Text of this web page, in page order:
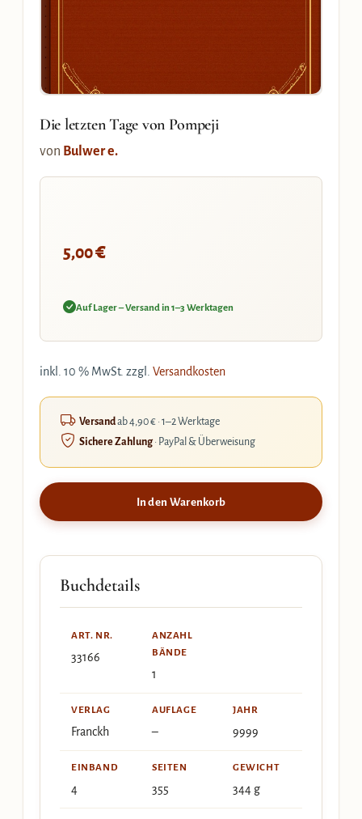
Die letzten Tage von Pompeji
von Bulwer e.
5,00€
Auf Lager – Versand in 1–3 Werktagen
inkl. 10 % MwSt. zzgl. Versandkosten
Versandab 4,90 € · 1–2 Werktage
Sichere Zahlung· PayPal & Überweisung
In den Warenkorb
Buchdetails
ART. NR.
33166
ANZAHL
BÄNDE
1
VERLAG
Franckh
AUFLAGE
–
JAHR
9999
EINBAND
4
SEITEN
355
GEWICHT
344 g